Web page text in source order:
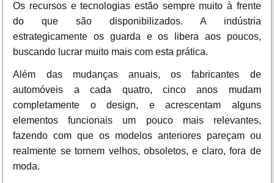
Os recursos e tecnologias estão sempre muito à frente
do que são disponibilizados. A indústria
estrategicamente os guarda e os libera aos poucos,
buscando lucrar muito mais com esta prática.
Além das mudanças anuais, os fabricantes de
automóveis a cada quatro, cinco anos mudam
completamente o design, e acrescentam alguns
elementos funcionais um pouco mais relevantes,
fazendo com que os modelos anteriores pareçam ou
realmente se tornem velhos, obsoletos, e claro, fora de
moda.